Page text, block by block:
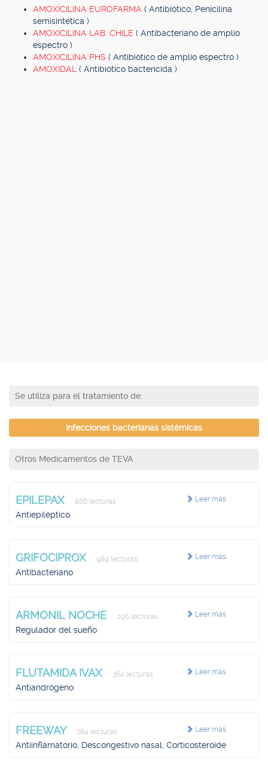
AMOXICILINA EUROFARMA ( Antibiótico, Penicilina
semisintética )
AMOXICILINA LAB. CHILE ( Antibacteriano de amplio
espectro )
AMOXICILINA PHS ( Antibiótico de amplio espectro )
AMOXIDAL ( Antibiótico bactericida )
Se utiliza para el tratamiento de:
Infecciones bacterianas sistémicas
Otros Medicamentos de TEVA
Leer más
EPILEPAX 866 lecturas
Antiepiléptico
Leer más
GRIFOCIPROX 989 lecturas
Antibacteriano
Leer más
ARMONIL NOCHE 296 lecturas
Regulador del sueño
Leer más
FLUTAMIDA IVAX 364 lecturas
Antiandrógeno
Leer más
FREEWAY 264 lecturas
Antiinflamatorio, Descongestivo nasal, Corticosteroide